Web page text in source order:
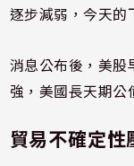
逐步減弱，今天的
消息公布後，美股
強，美國長天期公
貿易不確定